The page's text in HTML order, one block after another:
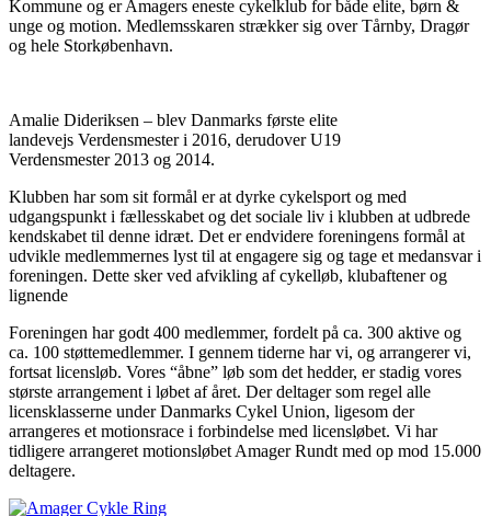
Kommune og er Amagers eneste cykelklub for både elite, børn &
unge og motion. Medlemsskaren strækker sig over Tårnby, Dragør
og hele Storkøbenhavn.
Amalie Dideriksen – blev Danmarks første elite
landevejs Verdensmester i 2016, derudover U19
Verdensmester 2013 og 2014.
Klubben har som sit formål er at dyrke cykelsport og med
udgangspunkt i fællesskabet og det sociale liv i klubben at udbrede
kendskabet til denne idræt. Det er endvidere foreningens formål at
udvikle medlemmernes lyst til at engagere sig og tage et medansvar i
foreningen. Dette sker ved afvikling af cykelløb, klubaftener og
lignende
Foreningen har godt 400 medlemmer, fordelt på ca. 300 aktive og
ca. 100 støttemedlemmer. I gennem tiderne har vi, og arrangerer vi,
fortsat licensløb. Vores “åbne” løb som det hedder, er stadig vores
største arrangement i løbet af året. Der deltager som regel alle
licensklasserne under Danmarks Cykel Union, ligesom der
arrangeres et motionsrace i forbindelse med licensløbet. Vi har
tidligere arrangeret motionsløbet Amager Rundt med op mod 15.000
deltagere.